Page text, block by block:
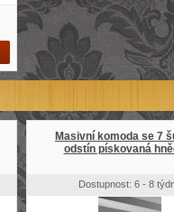
Masivní komoda se 7
odstín pískovaná
Dostupnost: 6 - 8